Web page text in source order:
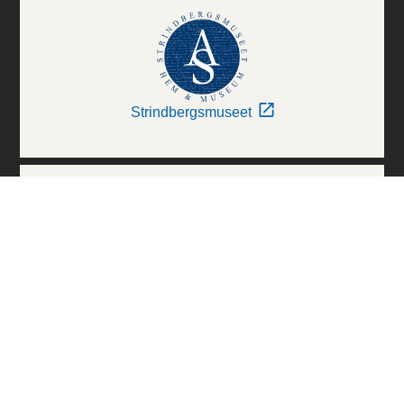
Strindbergsmuseet